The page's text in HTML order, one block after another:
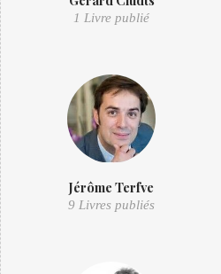
1 Livre publié
Jérôme Terfve
9 Livres publiés